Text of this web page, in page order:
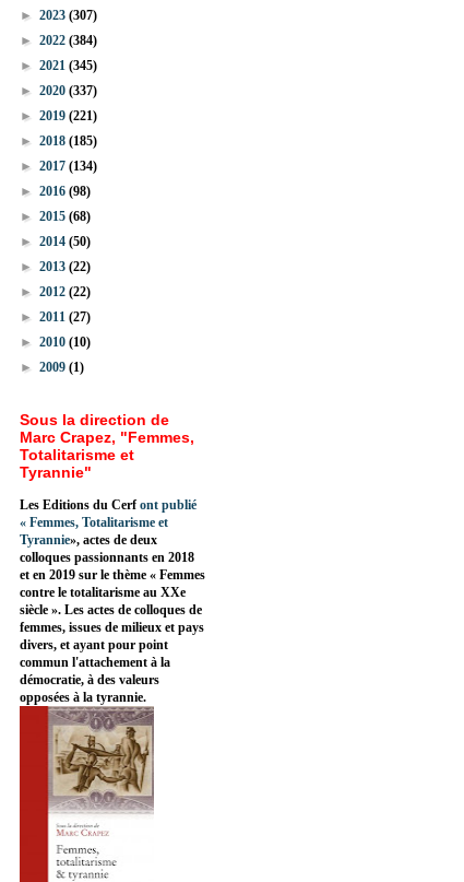
► 2023 (307)
► 2022 (384)
► 2021 (345)
► 2020 (337)
► 2019 (221)
► 2018 (185)
► 2017 (134)
► 2016 (98)
► 2015 (68)
► 2014 (50)
► 2013 (22)
► 2012 (22)
► 2011 (27)
► 2010 (10)
► 2009 (1)
Sous la direction de
Marc Crapez, "Femmes,
Totalitarisme et
Tyrannie"
Les Editions du Cerfont publié
« Femmes, Totalitarisme et
Tyrannie», actes de deux
colloques passionnants en 2018
et en 2019 sur le thème « Femmes
contre le totalitarisme au XXe
siècle ». Les actes de colloques de
femmes, issues de milieux et pays
divers, et ayant pour point
commun l'attachement à la
démocratie, à des valeurs
opposées à la tyrannie.